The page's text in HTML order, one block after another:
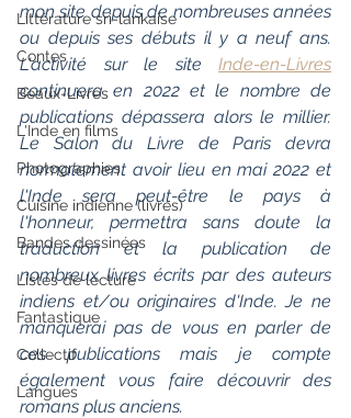
Littérature sri-lankaise
Contes
Beaux-Livres
L'Inde en films
Photographies
Cuisine indienne (livres)
Bandes dessinées
Listes de lecture
Fantastique
Collectif
Langues
mon site depuis de nombreuses années
ou depuis ses débuts il y a neuf ans.
L'activité sur le site Inde-en-Livres
continuera en 2022 et le nombre de
publications dépassera alors le millier.
Le Salon du Livre de Paris devra
normalement avoir lieu en mai 2022 et
l'Inde sera peut-être le pays à
l'honneur, permettra sans doute la
traduction et la publication de
nombreux livres écrits par des auteurs
indiens et/ou originaires d'Inde. Je ne
manquerai pas de vous en parler de
ces publications mais je compte
également vous faire découvrir des
romans plus anciens.